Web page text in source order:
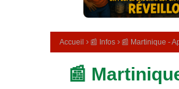
i
i
n
Accueil 📰 Infos 📰 Martinique -
📰